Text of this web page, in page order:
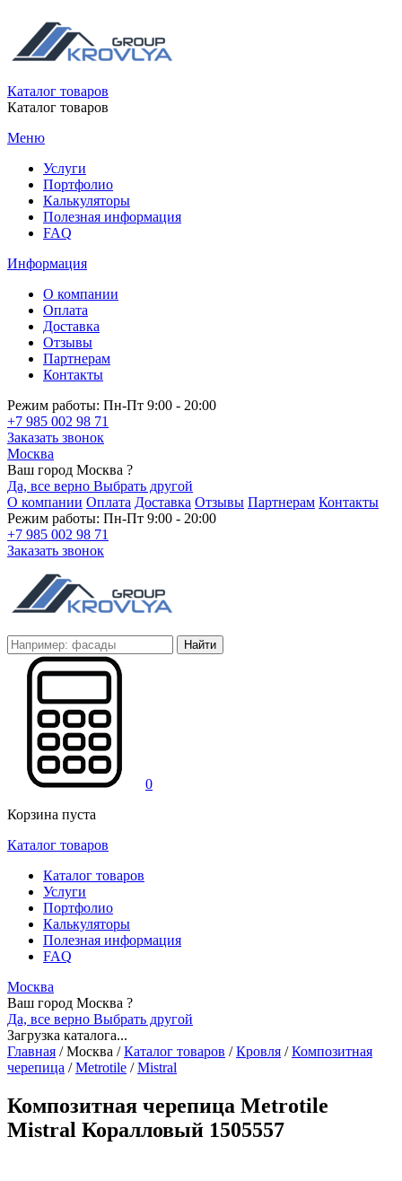
Каталог товаров
Каталог товаров
Меню
Услуги
Портфолио
Калькуляторы
Полезная информация
FAQ
Информация
О компании
Оплата
Доставка
Отзывы
Партнерам
Контакты
Режим работы: Пн-Пт 9:00 - 20:00
+7 985 002 98 71
Заказать звонок
Москва
Ваш город Москва ?
Да, все верно Выбрать другой
О компании Оплата Доставка Отзывы Партнерам Контакты
Режим работы: Пн-Пт 9:00 - 20:00
+7 985 002 98 71
Заказать звонок
Найти
0
Корзина пуста
Каталог товаров
Каталог товаров
Услуги
Портфолио
Калькуляторы
Полезная информация
FAQ
Москва
Ваш город Москва ?
Да, все верно Выбрать другой
Загрузка каталога...
Главная /Москва / Каталог товаров / Кровля / Композитная
черепица / Metrotile / Mistral
Композитная черепица Metrotile
Mistral Коралловый 1505557